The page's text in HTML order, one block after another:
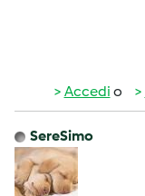
Accedi o
SereSimo